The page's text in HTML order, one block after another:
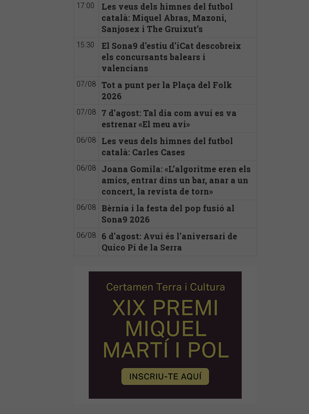
17:00
Les veus dels himnes del futbol
català: Miquel Abras, Mazoni,
Sanjosex i The Gruixut’s
15:30
El Sona9 d'estiu d'iCat descobreix
els concursants balears i
valencians
07/08
Tot a punt per la Plaça del Folk
2026
07/08
7 d'agost: Tal dia com avui es va
estrenar «El meu avi»
06/08
Les veus dels himnes del futbol
català: Carles Cases
06/08
Joana Gomila: «L’algoritme eren els
amics, entrar dins un bar, anar a un
concert, la revista de torn»
06/08
Bèrnia i la festa del pop fusió al
Sona9 2026
06/08
6 d'agost: Avui és l'aniversari de
Quico Pi de la Serra